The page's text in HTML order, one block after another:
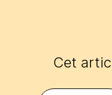
Cet